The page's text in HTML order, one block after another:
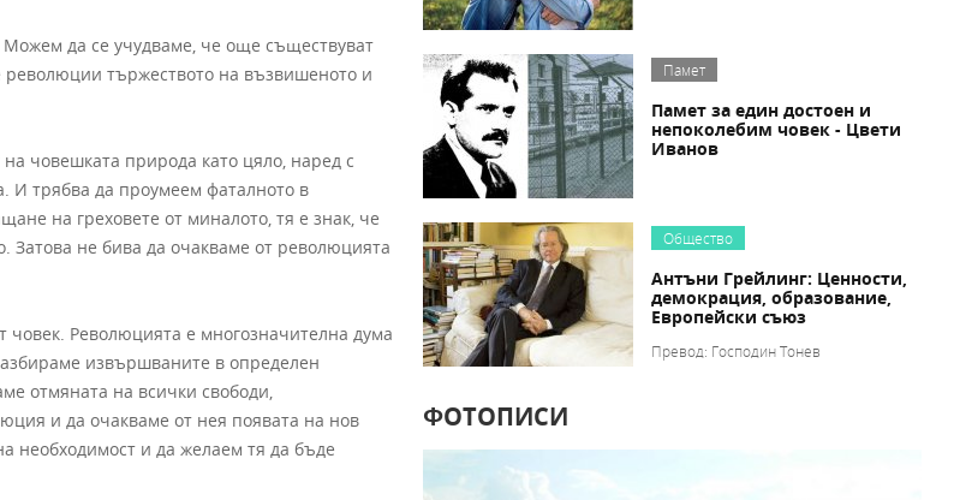
да се учудваме, че още съществуват
тържеството на възвишеното и
човешката природа като цяло, наред с
И трябва да проумеем фаталното в
на греховете от миналото, тя е знак, че
Затова не бива да очакваме от революцията
човек. Революцията е многозначителна дума
извършваните в определен
отмяната на всички свободи,
и да очакваме от нея появата на нов
необходимост и да желаем тя да бъде
Памет
Памет за един достоен и
непоколебим човек - Цвети
Иванов
Общество
Антъни Грейлинг: Ценности,
демокрация, образование,
Европейски съюз
Превод: Господин Тонев
ФОТОПИСИ